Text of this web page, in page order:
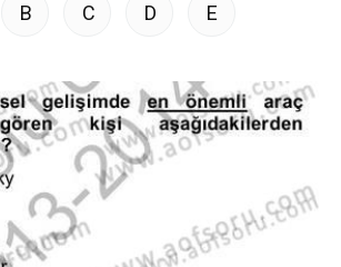
B C D E